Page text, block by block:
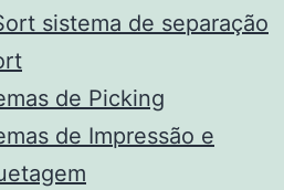
sistema de separação
de Picking
de Impressão e